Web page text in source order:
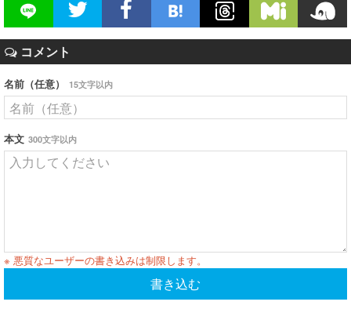
コメント
名前（任意） 15文字以内
本文 300文字以内
※ 悪質なユーザーの書き込みは制限します。
書き込む